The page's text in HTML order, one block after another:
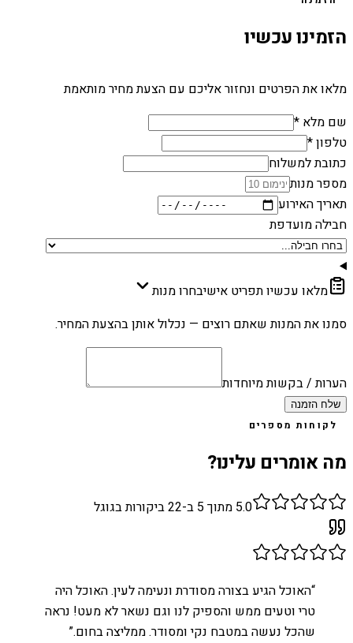
הזמינו עכשיו
מלאו את הפרטים ונחזור אליכם עם הצעת מחיר מותאמת
שם מלא *
טלפון *
כתובת למשלוח
מספר מנות
תאריך האירוע
חבילה מועדפת
מלאו עכשיו תפריט אישיבחרו מנות
סמנו את המנות שאתם רוצים — נכלול אותן בהצעת המחיר.
הערות / בקשות מיוחדות
שלח הזמנה
לקוחות מספרים
מה אומרים עלינו?
5.0 מתוך 5 ב- 22ביקורות בגוגל
“האוכל הגיע בצורה מסודרת ונעימה לעין. האוכל היה
טרי וטעים ממש והספיק לנו וגם נשאר לא מעט! נראה
שהכל נעשה במטבח נקי ומסודר. ממליצה בחום.”